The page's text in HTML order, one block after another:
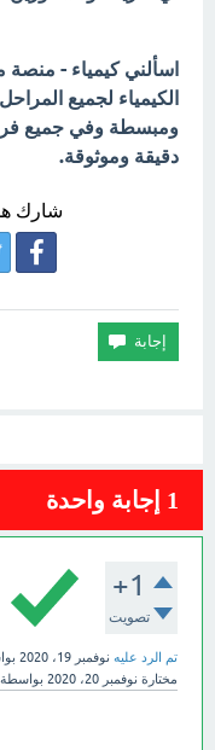
اسألني كيمياء -
الكيمياء لجميع
ومبسطة وفي جميع
دقيقة وموثوقة.
شارك
1 إجابة واحدة
+1
تصويت
تم الرد عليه نوفمبر 19، 2020
مختارة نوفمبر 20، 2020 بواسطة